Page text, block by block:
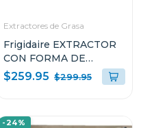
Extractores de Grasa
Frigidaire EXTRACTOR
CON FORMA DE
CAMPANA DE 36" PARA
PARED L904EXI
$259.95 $299.95
-24%